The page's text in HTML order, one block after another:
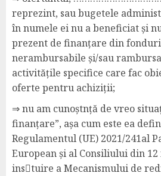
reprezint, sau bugetele
în numele ei nu a beneficiat și
prezent de finanțare din
nerambursabile și/sau
activitățile specifice care fac
oferte pentru achiziții;
⇒ nu am cunoștnță de vreo
finanțare”, așa cum este ea
Regulamentul (UE) 2021/241al
European și al Consiliului din
ins􀆟tuire a Mecanismului de